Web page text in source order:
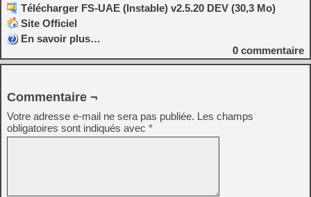
Télécharger FS-UAE (Instable) v2.5.20 DEV (30,3 Mo)
Site Officiel
En savoir plus…
0 commentaire
Commentaire ¬
Votre adresse e-mail ne sera pas publiée. Les champs
obligatoires sont indiqués avec *